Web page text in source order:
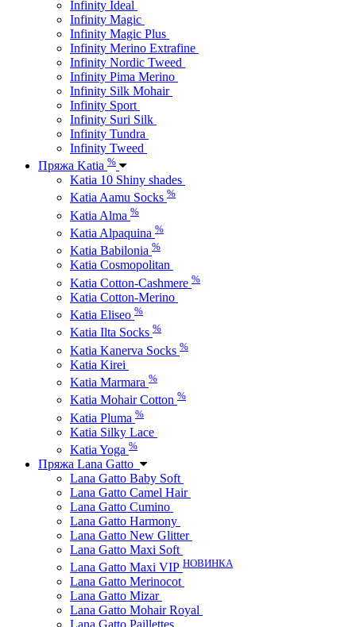
Infinity Ideal
Infinity Magic
Infinity Magic Plus
Infinity Merino Extrafine
Infinity Nordic Tweed
Infinity Pima Merino
Infinity Silk Mohair
Infinity Sport
Infinity Suri Silk
Infinity Tundra
Infinity Tweed
Пряжа Katia %
Katia 10 Shiny shades
Katia Aamu Socks %
Katia Alma %
Katia Alpaquina %
Katia Babilonia %
Katia Cosmopolitan
Katia Cotton-Cashmere %
Katia Cotton-Merino
Katia Eliseo %
Katia Ilta Socks %
Katia Kanerva Socks %
Katia Kirei
Katia Marmara %
Katia Mohair Cotton %
Katia Pluma %
Katia Silky Lace
Katia Yoga %
Пряжа Lana Gatto
Lana Gatto Baby Soft
Lana Gatto Camel Hair
Lana Gatto Cumino
Lana Gatto Harmony
Lana Gatto New Glitter
Lana Gatto Maxi Soft
Lana Gatto Maxi VIP НОВИНКА
Lana Gatto Merinocot
Lana Gatto Mizar
Lana Gatto Mohair Royal